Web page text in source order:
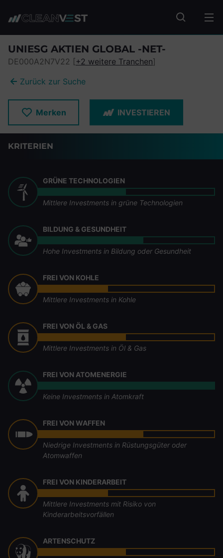
Fonds
UNIESG AKTIEN GLOBAL -NET-
DE000A2N7V22 [+2 weitere Tranchen]
Zurück zur Suche
Merken INVESTIEREN
KRITERIEN
GRÜNE TECHNOLOGIEN
Mittlere Investments in grüne Technologien
BILDUNG & GESUNDHEIT
Hohe Investments in Bildung oder Gesundheit
FREI VON KOHLE
Mittlere Investments in Kohle
FREI VON ÖL & GAS
Mittlere Investments in Öl & Gas
FREI VON ATOMENERGIE
Keine Investments in Atomkraft
FREI VON WAFFEN
Niedrige Investments in Rüstungsgüter oder
Atomwaffen
FREI VON KINDERARBEIT
Mittlere Investments mit Risiko von
Kinderarbeitsvorfällen
ARTENSCHUTZ